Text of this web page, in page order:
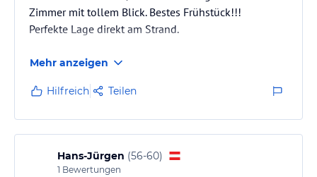
Zimmer mit tollem Blick. Bestes Frühstück!!!
Perfekte Lage direkt am Strand.
Mehr anzeigen
Hilfreich Teilen
Hans-Jürgen (56-60)
1 Bewertungen